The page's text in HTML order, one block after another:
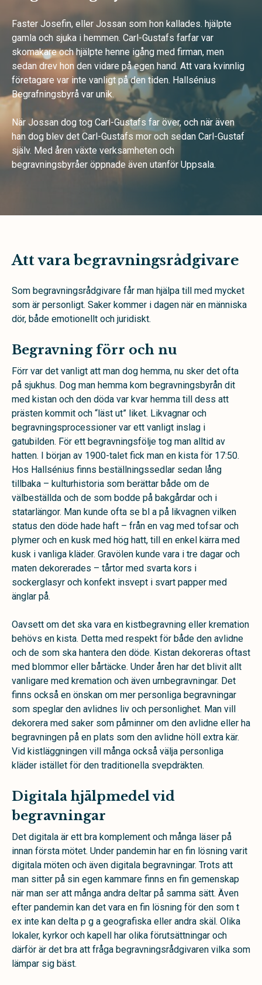
Faster Josefin, eller Jossan som hon kallades. hjälpte
gamla och sjuka i hemmen. Carl-Gustafs farfar var
skomakare och hjälpte henne igång med firman, men
sedan drev hon den vidare på egen hand. Att vara kvinnlig
företagare var inte vanligt på den tiden. Hallsénius
Begrafningsbyrå var unik.
När Jossan dog tog Carl-Gustafs far över, och när även
han dog blev det Carl-Gustafs mor och sedan Carl-Gustaf
själv. Med åren växte verksamheten och
begravningsbyråer öppnade även utanför Uppsala.
Att vara begravningsrådgivare
Som begravningsrådgivare får man hjälpa till med mycket
som är personligt. Saker kommer i dagen när en människa
dör, både emotionellt och juridiskt.
Begravning förr och nu
Förr var det vanligt att man dog hemma, nu sker det ofta
på sjukhus. Dog man hemma kom begravningsbyrån dit
med kistan och den döda var kvar hemma till dess att
prästen kommit och “läst ut” liket. Likvagnar och
begravningsprocessioner var ett vanligt inslag i
gatubilden. För ett begravningsfölje tog man alltid av
hatten. I början av 1900-talet fick man en kista för 17:50.
Hos Hallsénius finns beställningssedlar sedan lång
tillbaka – kulturhistoria som berättar både om de
välbeställda och de som bodde på bakgårdar och i
statarlängor. Man kunde ofta se bl a på likvagnen vilken
status den döde hade haft – från en vag med tofsar och
plymer och en kusk med hög hatt, till en enkel kärra med
kusk i vanliga kläder. Gravölen kunde vara i tre dagar och
maten dekorerades – tårtor med svarta kors i
sockerglasyr och konfekt insvept i svart papper med
änglar på.
Oavsett om det ska vara en kistbegravning eller kremation
behövs en kista. Detta med respekt för både den avlidne
och de som ska hantera den döde. Kistan dekoreras oftast
med blommor eller bårtäcke. Under åren har det blivit allt
vanligare med kremation och även urnbegravningar. Det
finns också en önskan om mer personliga begravningar
som speglar den avlidnes liv och personlighet. Man vill
dekorera med saker som påminner om den avlidne eller ha
begravningen på en plats som den avlidne höll extra kär.
Vid kistläggningen vill många också välja personliga
kläder istället för den traditionella svepdräkten.
Digitala hjälpmedel vid
begravningar
Det digitala är ett bra komplement och många läser på
innan första mötet. Under pandemin har en fin lösning varit
digitala möten och även digitala begravningar. Trots att
man sitter på sin egen kammare finns en fin gemenskap
när man ser att många andra deltar på samma sätt. Även
efter pandemin kan det vara en fin lösning för den som t
ex inte kan delta p g a geografiska eller andra skäl. Olika
lokaler, kyrkor och kapell har olika förutsättningar och
därför är det bra att fråga begravningsrådgivaren vilka som
lämpar sig bäst.